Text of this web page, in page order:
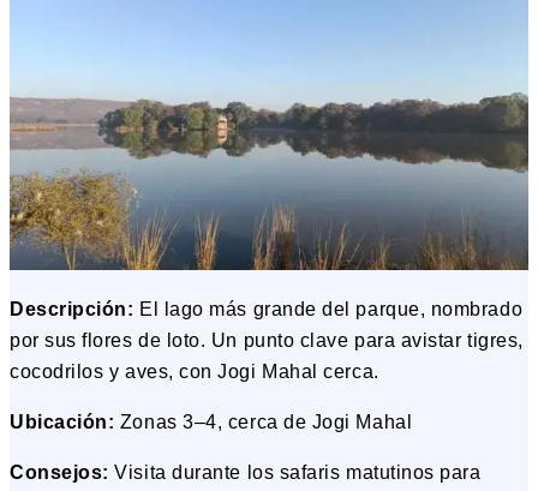
Descripción: El lago más grande del parque, nombrado
por sus flores de loto. Un punto clave para avistar tigres,
cocodrilos y aves, con Jogi Mahal cerca.
Ubicación: Zonas 3–4, cerca de Jogi Mahal
Consejos: Visita durante los safaris matutinos para